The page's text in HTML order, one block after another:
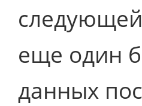
еще один
данных